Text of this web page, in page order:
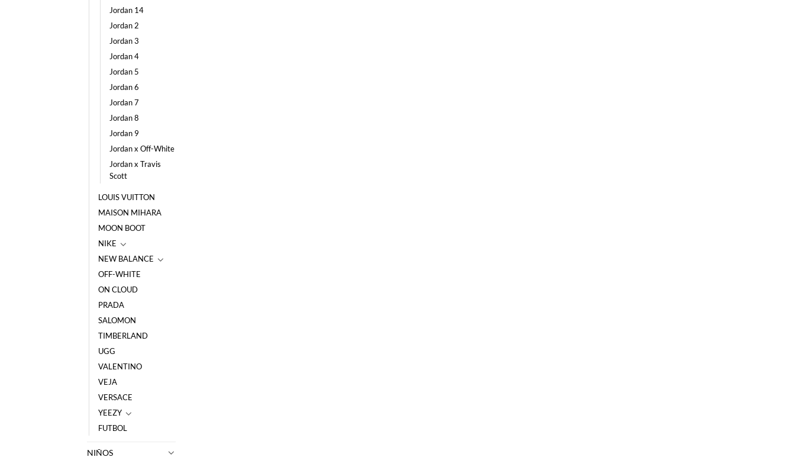
Jordan 14
Jordan 2
Jordan 3
Jordan 4
Jordan 5
Jordan 6
Jordan 7
Jordan 8
Jordan 9
Jordan x Off-White
Jordan x Travis
Scott
LOUIS VUITTON
MAISON MIHARA
MOON BOOT
NIKE
NEW BALANCE
OFF-WHITE
ON CLOUD
PRADA
SALOMON
TIMBERLAND
UGG
VALENTINO
VEJA
VERSACE
YEEZY
FUTBOL
NIÑOS